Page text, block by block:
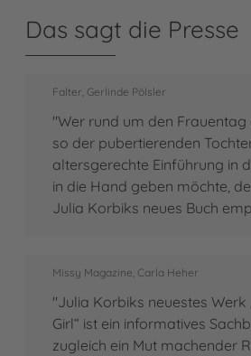
Das sagt die Presse
Falter, Gerlinde Pölsler
"Wer rund um den
so der pubertierenden
altersgerechte Einführung in
in die Hand geben möchte,
Julia Korbiks neues Buch
Missy Magazine, Carla Heher
"Julia Korbiks neuestes Werk
Girl“ ist ein informatives
zugleich ein Mut machender